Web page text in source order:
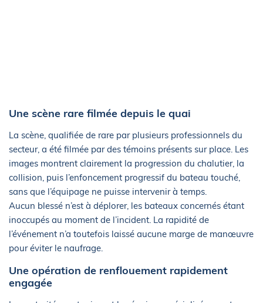
Une scène rare filmée depuis le quai
La scène, qualifiée de rare par plusieurs professionnels du
secteur, a été filmée par des témoins présents sur place. Les
images montrent clairement la progression du chalutier, la
collision, puis l’enfoncement progressif du bateau touché,
sans que l’équipage ne puisse intervenir à temps.
Aucun blessé n’est à déplorer, les bateaux concernés étant
inoccupés au moment de l’incident. La rapidité de
l’événement n’a toutefois laissé aucune marge de manœuvre
pour éviter le naufrage.
Une opération de renflouement rapidement
engagée